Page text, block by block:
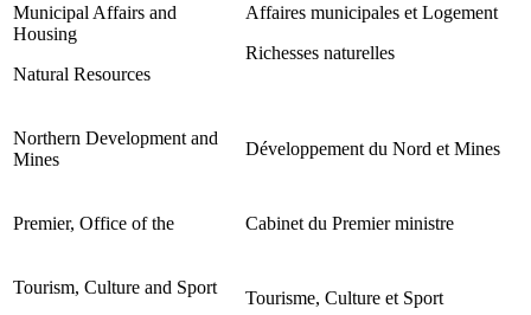
Municipal Affairs and
Housing
Natural Resources
Affaires municipales et Logement
Richesses naturelles
Northern Development and
Mines
Développement du Nord et Mines
Premier, Office of the Cabinet du Premier ministre
Tourism, Culture and Sport
Tourisme, Culture et Sport